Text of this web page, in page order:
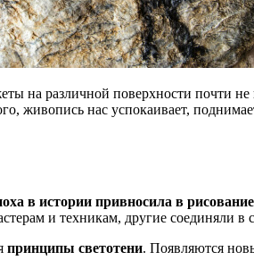
на различной поверхности почти не
живопись нас успокаивает,
в истории привносила в
и техникам, другие соединяли в
принципы светотени. Появляются